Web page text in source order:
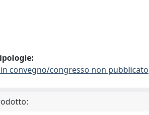
convegno/congresso non pubblicato